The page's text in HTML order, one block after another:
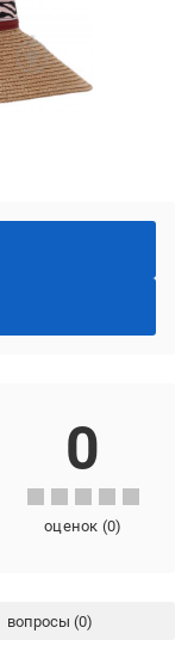
0
оценок (0)
вопросы